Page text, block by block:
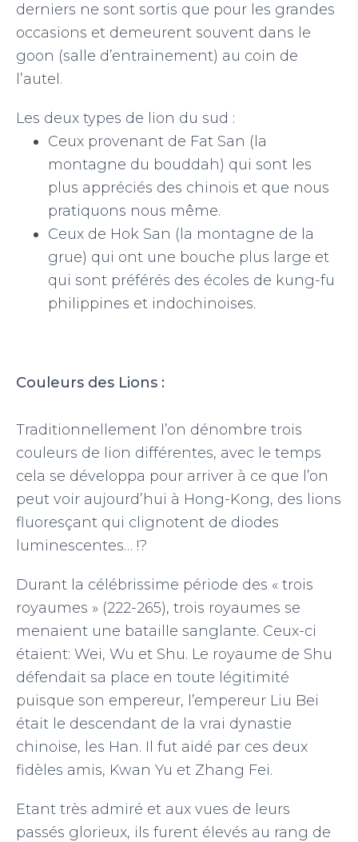
derniers ne sont sortis que pour les grandes
occasions et demeurent souvent dans le
goon (salle d’entrainement) au coin de
l’autel.
Les deux types de lion du sud :
Ceux provenant de Fat San (la
montagne du bouddah) qui sont les
plus appréciés des chinois et que nous
pratiquons nous même.
Ceux de Hok San (la montagne de la
grue) qui ont une bouche plus large et
qui sont préférés des écoles de kung-fu
philippines et indochinoises.
Couleurs des Lions :
Traditionnellement l’on dénombre trois
couleurs de lion différentes, avec le temps
cela se développa pour arriver à ce que l’on
peut voir aujourd’hui à Hong-Kong, des lions
fluoresçant qui clignotent de diodes
luminescentes… !?
Durant la célébrissime période des « trois
royaumes » (222-265), trois royaumes se
menaient une bataille sanglante. Ceux-ci
étaient: Wei, Wu et Shu. Le royaume de Shu
défendait sa place en toute légitimité
puisque son empereur, l’empereur Liu Bei
était le descendant de la vrai dynastie
chinoise, les Han. Il fut aidé par ces deux
fidèles amis, Kwan Yu et Zhang Fei.
Etant très admiré et aux vues de leurs
passés glorieux, ils furent élevés au rang de